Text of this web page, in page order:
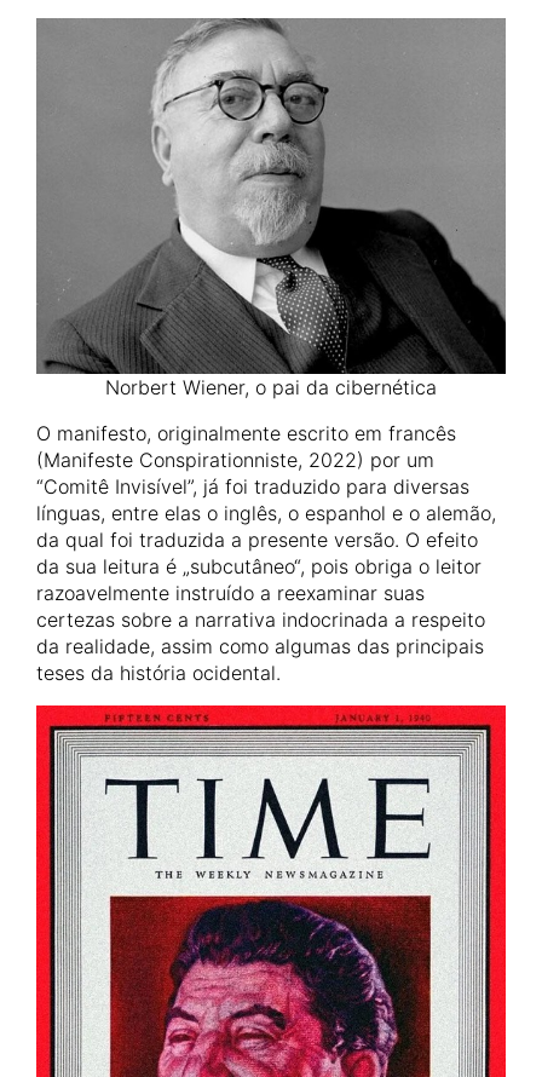
Norbert Wiener, o pai da cibernética
O manifesto, originalmente escrito em francês
(Manifeste Conspirationniste, 2022) por um
“Comitê Invisível”, já foi traduzido para diversas
línguas, entre elas o inglês, o espanhol e o alemão,
da qual foi traduzida a presente versão. O efeito
da sua leitura é „subcutâneo“, pois obriga o leitor
razoavelmente instruído a reexaminar suas
certezas sobre a narrativa indocrinada a respeito
da realidade, assim como algumas das principais
teses da história ocidental.